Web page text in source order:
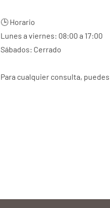
🕒 Horario
Lunes a viernes: 08:00 a 17:00
Sábados: Cerrado
Para cualquier consulta,